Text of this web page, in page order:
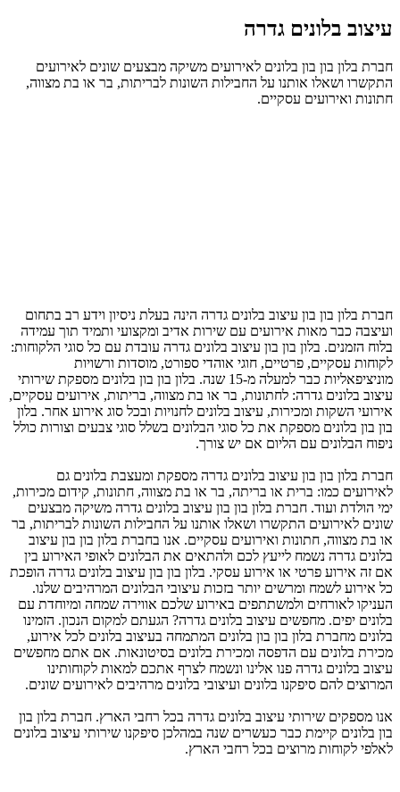
עיצוב בלונים גדרה
חברת בלון בון בון בלונים לאירועים משיקה מבצעים שונים לאירועים
התקשרו ושאלו אותנו על החבילות השונות לבריתות, בר או בת מצווה,
חתונות ואירועים עסקיים.
חברת בלון בון בון עיצוב בלונים גדרה הינה בעלת ניסיון וידע רב בתחום
ועיצבה כבר מאות אירועים עם שירות אדיב ומקצועי ותמיד תוך עמידה
בלוח הזמנים. בלון בון בון עיצוב בלונים גדרה עובדת עם כל סוגי הלקוחות:
לקוחות עסקיים, פרטיים, חוגי אוהדי ספורט, מוסדות ורשויות
מוניציפאליות כבר למעלה מ-15 שנה. בלון בון בון בלונים מספקת שירותי
עיצוב בלונים גדרה: לחתונות, בר או בת מצווה, בריתות, אירועים עסקיים,
אירועי השקות ומכירות, עיצוב בלונים לחנויות ובכל סוג אירוע אחר. בלון
בון בון בלונים מספקת את כל סוגי הבלונים בשלל סוגי צבעים וצורות כולל
ניפוח הבלונים עם הליום אם יש צורך.
חברת בלון בון בון עיצוב בלונים גדרה מספקת ומעצבת בלונים גם
לאירועים כמו: ברית או בריתה, בר או בת מצווה, חתונות, קידום מכירות,
ימי הולדת ועוד. חברת בלון בון בון עיצוב בלונים גדרה משיקה מבצעים
שונים לאירועים התקשרו ושאלו אותנו על החבילות השונות לבריתות, בר
או בת מצווה, חתונות ואירועים עסקיים. אנו בחברת בלון בון בון עיצוב
בלונים גדרה נשמח לייעץ לכם ולהתאים את הבלונים לאופי האירוע בין
אם זה אירוע פרטי או אירוע עסקי. בלון בון בון עיצוב בלונים גדרה הופכת
כל אירוע לשמח ומרשים יותר בזכות עיצובי הבלונים המרהיבים שלנו.
העניקו לאורחים ולמשתתפים באירוע שלכם אווירה שמחה ומיוחדת עם
בלונים יפים. מחפשים עיצוב בלונים גדרה? הגעתם למקום הנכון. הזמינו
בלונים מחברת בלון בון בון בלונים המתמחה בעיצוב בלונים לכל אירוע,
מכירת בלונים עם הדפסה ומכירת בלונים בסיטונאות. אם אתם מחפשים
עיצוב בלונים גדרה פנו אלינו ונשמח לצרף אתכם למאות לקוחותינו
המרוצים להם סיפקנו בלונים ועיצובי בלונים מרהיבים לאירועים שונים.
אנו מספקים שירותי עיצוב בלונים גדרה בכל רחבי הארץ. חברת בלון בון
בון בלונים קיימת כבר כעשרים שנה במהלכן סיפקנו שירותי עיצוב בלונים
לאלפי לקוחות מרוצים בכל רחבי הארץ.